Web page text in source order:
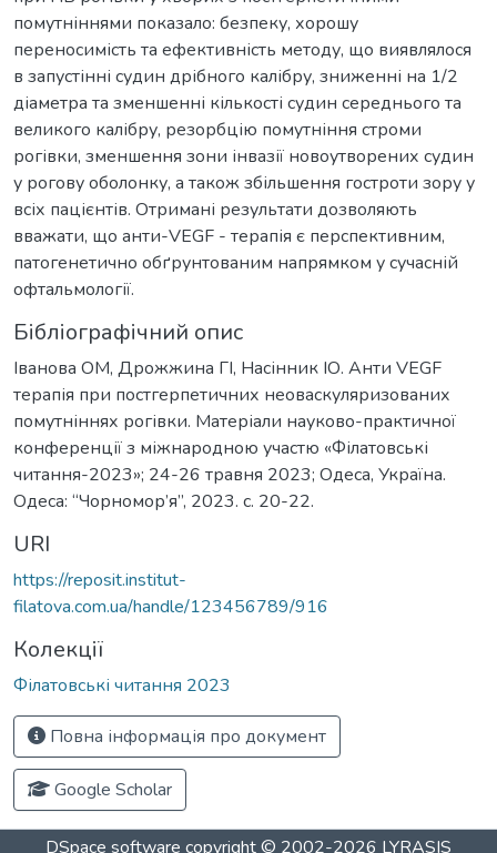
помутніннями показало: безпеку, хорошу
переносимість та ефективність методу, що виявлялося
в запустінні судин дрібного калібру, зниженні на 1/2
діаметра та зменшенні кількості судин середнього та
великого калібру, резорбцію помутніння строми
рогівки, зменшення зони інвазії новоутворених судин
у рогову оболонку, а також збільшення гостроти зору у
всіх пацієнтів. Отримані результати дозволяють
вважати, що анти-VEGF - терапія є перспективним,
патогенетично обґрунтованим напрямком у сучасній
офтальмології.
Бібліографічний опис
Іванова ОМ, Дрожжина ГІ, Насінник ІО. Анти VEGF
терапія при постгерпетичних неоваскуляризованих
помутніннях рогівки. Матеріали науково-практичної
конференції з міжнародною участю «Філатовські
читання-2023»; 24-26 травня 2023; Одеса, Україна.
Одеса: “Чорномор’я”, 2023. c. 20-22.
URI
https://reposit.institut-
filatova.com.ua/handle/123456789/916
Колекції
Філатовські читання 2023
Повна інформація про документ
Google Scholar
DSpace software copyright © 2002-2026 LYRASIS